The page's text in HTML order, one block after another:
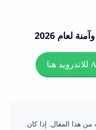
لعام 2026
هذا المقال. إذا كان